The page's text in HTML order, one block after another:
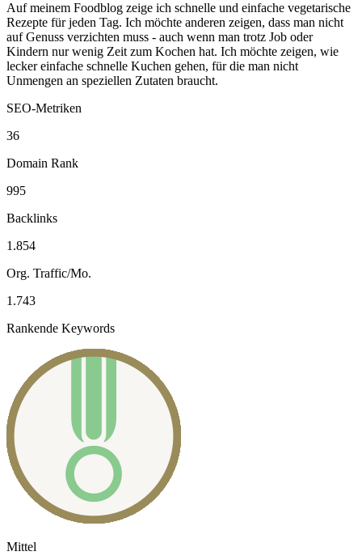
Auf meinem Foodblog zeige ich schnelle und einfache vegetarische
Rezepte für jeden Tag. Ich möchte anderen zeigen, dass man nicht
auf Genuss verzichten muss - auch wenn man trotz Job oder
Kindern nur wenig Zeit zum Kochen hat. Ich möchte zeigen, wie
lecker einfache schnelle Kuchen gehen, für die man nicht
Unmengen an speziellen Zutaten braucht.
SEO-Metriken
36
Domain Rank
995
Backlinks
1.854
Org. Traffic/Mo.
1.743
Rankende Keywords
Mittel